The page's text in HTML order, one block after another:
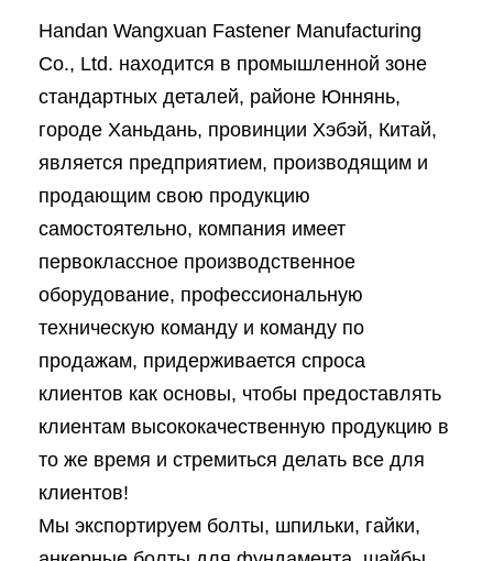
Handan Wangxuan Fastener Manufacturing
Co., Ltd. находится в промышленной зоне
стандартных деталей, районе Юннянь,
городе Ханьдань, провинции Хэбэй, Китай,
является предприятием, производящим и
продающим свою продукцию
самостоятельно, компания имеет
первоклассное производственное
оборудование, профессиональную
техническую команду и команду по
продажам, придерживается спроса
клиентов как основы, чтобы предоставлять
клиентам высококачественную продукцию в
то же время и стремиться делать все для
клиентов!
Мы экспортируем болты, шпильки, гайки,